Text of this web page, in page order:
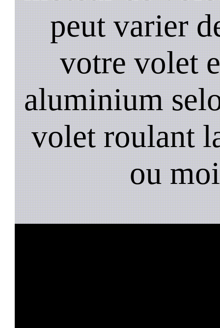
peut varier
votre volet
aluminium
volet roulant
ou